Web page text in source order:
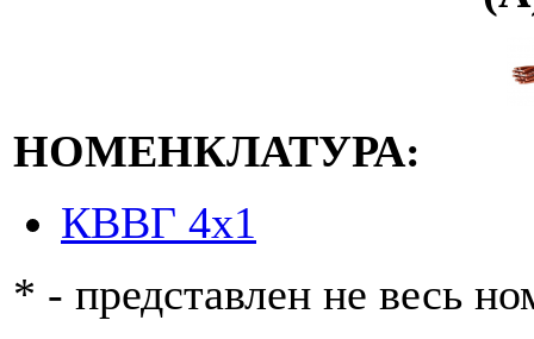
НОМЕНКЛАТУРА:
КВВГ 4х1
* - представлен не весь